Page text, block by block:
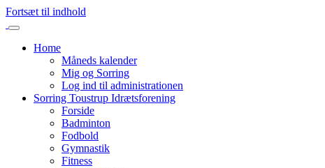
Fortsæt til indhold
Home
Måneds kalender
Mig og Sorring
Log ind til administrationen
Sorring Toustrup Idrætsforening
Forside
Badminton
Fodbold
Gymnastik
Fitness